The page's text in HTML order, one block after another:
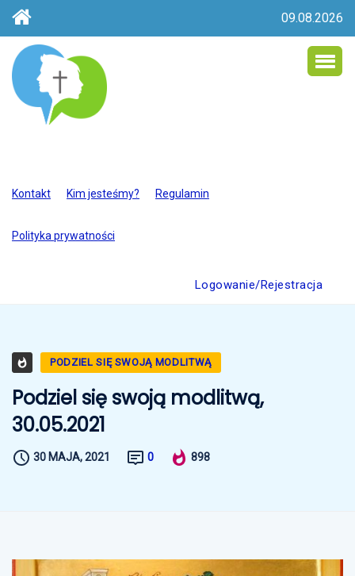
09.08.2026
Kontakt Kim jesteśmy? Regulamin
Polityka prywatności
Logowanie/Rejestracja
PODZIEL SIĘ SWOJĄ MODLITWĄ
Podziel się swoją modlitwą,
30.05.2021
30 MAJA, 2021 0 898